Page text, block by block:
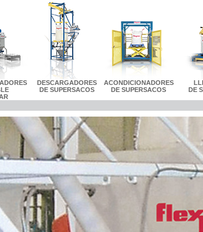
DESCARGADORES
DE SUPERSACOS
ACONDICIONADORES
DE SUPERSACOS
DE